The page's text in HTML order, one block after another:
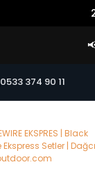
0533 374 90 11